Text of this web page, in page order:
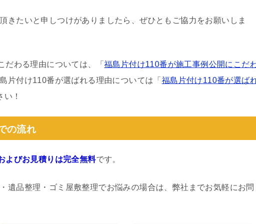
きたいと申しつけがありましたら、ぜひともご協力をお願いしま
だわる理由については、「 福島片付け110番が施工事例公開にこだ
片付け110番が選ばれる理由については「 福島片付け110番が選ば
い！
の流れ
よびお見積りは完全無料です。
遺品整理・ゴミ屋敷整理でお悩みの場合は、弊社までお気軽にお問